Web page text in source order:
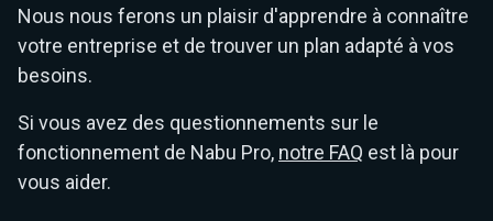
Nous nous ferons un plaisir d'apprendre à connaître
votre entreprise et de trouver un plan adapté à vos
besoins.
Si vous avez des questionnements sur le
fonctionnement de Nabu Pro, notre FAQ est là pour
vous aider.